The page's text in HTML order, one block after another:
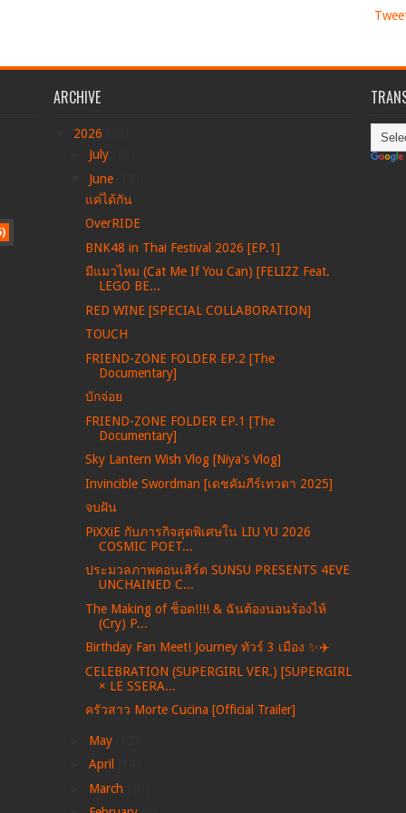
ARCHIVE
2026
July
June
แค่ได้กัน
OverRIDE
BNK48 in Thai Festival 2026 [EP.1]
มีแมวไหม (Cat Me If You Can) [FELIZZ Feat.
LEGO BE...
RED WINE [SPECIAL COLLABORATION]
TOUCH
FRIEND-ZONE FOLDER EP.2 [The
Documentary]
บักจ่อย
FRIEND-ZONE FOLDER EP.1 [The
Documentary]
Sky Lantern Wish Vlog [Niya's Vlog]
Invincible Swordman [เดชคัมภีร์เทวดา 2025]
จบฝัน
PiXXiE กับภารกิจสุดพิเศษใน LIU YU 2026
COSMIC POET...
ประมวลภาพคอนเสิร์ต SUNSU PRESENTS 4EVE
UNCHAINED C...
The Making of ช็อต!!!! & ฉันต้องนอนร้องไห้
(Cry) P...
Birthday Fan Meet! Journey ทัวร์ 3 เมือง ✨✈️
CELEBRATION (SUPERGIRL VER.) [SUPERGIRL
× LE SSERA...
ครัวสาว Morte Cucina [Official Trailer]
May
April
March